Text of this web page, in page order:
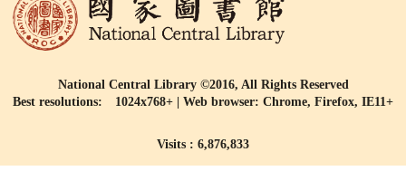
National Central Library ©2016, All Rights Reserved
Best resolutions: 1024x768+ | Web browser: Chrome, Firefox, IE11+
Visits : 6,876,833